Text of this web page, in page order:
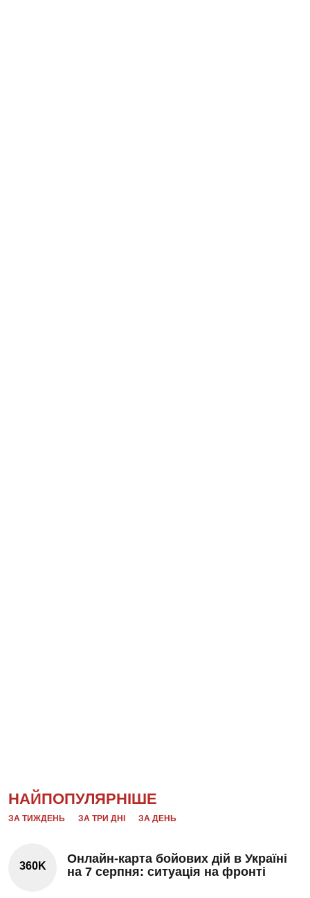
НАЙПОПУЛЯРНІШЕ
ЗА ТИЖДЕНЬ ЗА ТРИ ДНІ ЗА ДЕНЬ
360K
Онлайн-карта бойових дій в Україні
на 7 серпня: ситуація на фронті